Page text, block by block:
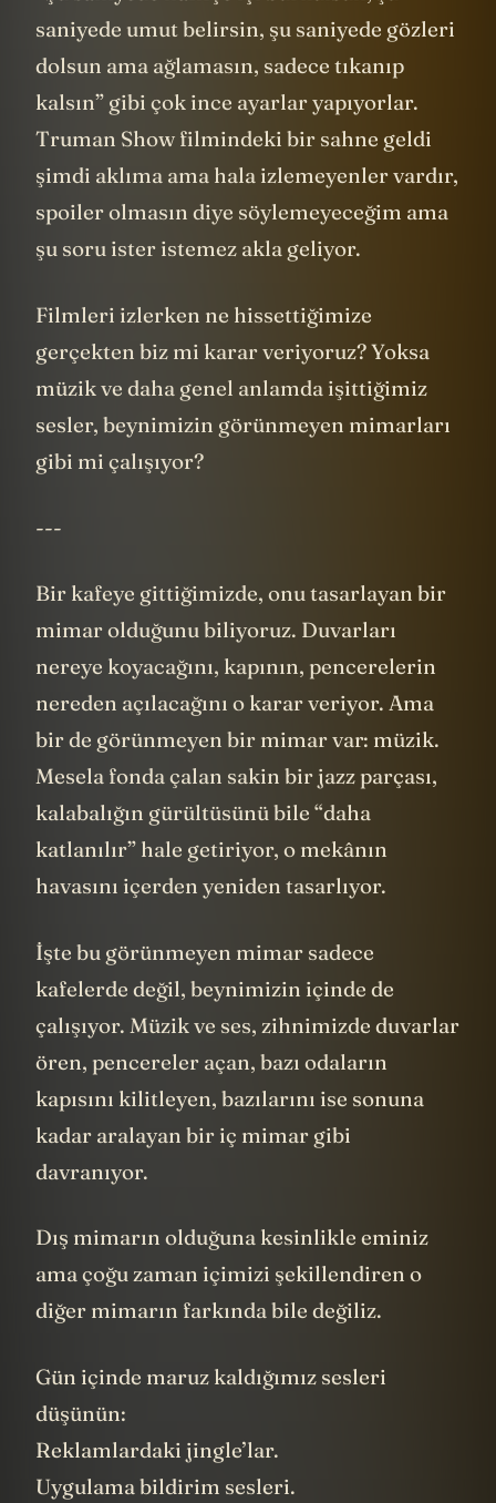
saniyede umut belirsin, şu saniyede gözleri
dolsun ama ağlamasın, sadece tıkanıp
kalsın” gibi çok ince ayarlar yapıyorlar.
Truman Show filmindeki bir sahne geldi
şimdi aklıma ama hala izlemeyenler vardır,
spoiler olmasın diye söylemeyeceğim ama
şu soru ister istemez akla geliyor.
Filmleri izlerken ne hissettiğimize
gerçekten biz mi karar veriyoruz? Yoksa
müzik ve daha genel anlamda işittiğimiz
sesler, beynimizin görünmeyen mimarları
gibi mi çalışıyor?
---
Bir kafeye gittiğimizde, onu tasarlayan bir
mimar olduğunu biliyoruz. Duvarları
nereye koyacağını, kapının, pencerelerin
nereden açılacağını o karar veriyor. Ama
bir de görünmeyen bir mimar var: müzik.
Mesela fonda çalan sakin bir jazz parçası,
kalabalığın gürültüsünü bile “daha
katlanılır” hale getiriyor, o mekânın
havasını içerden yeniden tasarlıyor.
İşte bu görünmeyen mimar sadece
kafelerde değil, beynimizin içinde de
çalışıyor. Müzik ve ses, zihnimizde duvarlar
ören, pencereler açan, bazı odaların
kapısını kilitleyen, bazılarını ise sonuna
kadar aralayan bir iç mimar gibi
davranıyor.
Dış mimarın olduğuna kesinlikle eminiz
ama çoğu zaman içimizi şekillendiren o
diğer mimarın farkında bile değiliz.
Gün içinde maruz kaldığımız sesleri
düşünün:
Reklamlardaki jingle’lar.
Uygulama bildirim sesleri.